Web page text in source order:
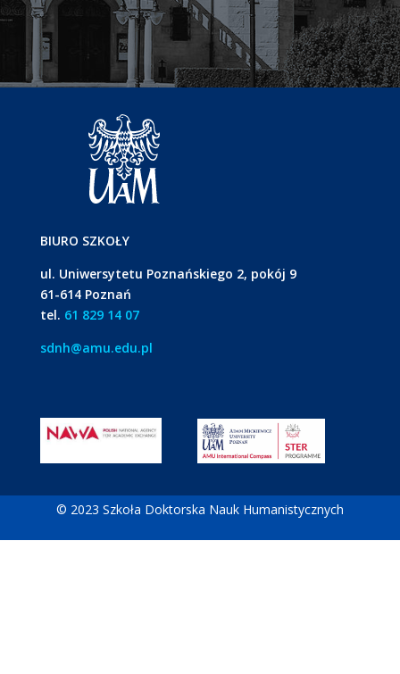
BIURO SZKOŁY
ul. Uniwersytetu Poznańskiego 2, pokój 9
61-614 Poznań
tel. 61 829 14 07
sdnh@amu.edu.pl
© 2023 Szkoła Doktorska Nauk Humanistycznych